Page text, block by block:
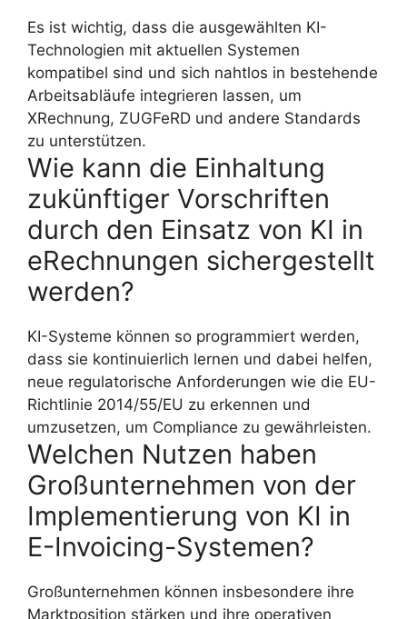
Es ist wichtig, dass die ausgewählten KI-
Technologien mit aktuellen Systemen
kompatibel sind und sich nahtlos in bestehende
Arbeitsabläufe integrieren lassen, um
XRechnung, ZUGFeRD und andere Standards
zu unterstützen.
Wie kann die Einhaltung
zukünftiger Vorschriften
durch den Einsatz von KI in
eRechnungen sichergestellt
werden?
KI-Systeme können so programmiert werden,
dass sie kontinuierlich lernen und dabei helfen,
neue regulatorische Anforderungen wie die EU-
Richtlinie 2014/55/EU zu erkennen und
umzusetzen, um Compliance zu gewährleisten.
Welchen Nutzen haben
Großunternehmen von der
Implementierung von KI in
E-Invoicing-Systemen?
Großunternehmen können insbesondere ihre
Marktposition stärken und ihre operativen